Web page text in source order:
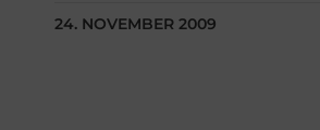
24. NOVEMBER 2009